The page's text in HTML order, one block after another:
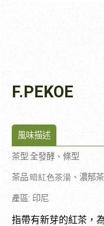
F.PEKOE
風味描述
茶型:全發酵、條型
茶品:暗紅色茶湯 、濃郁
產區: 印尼
指帶有新芽的紅茶，